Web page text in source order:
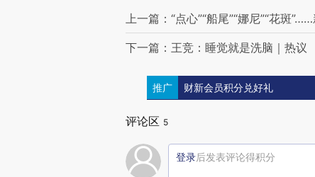
上一篇：“点心”“船尾”“娜尼”“花斑
下一篇：王竞：睡觉就是洗脑｜热议
推广 财新会员积分兑好礼
评论区 5
登录后发表评论得积分